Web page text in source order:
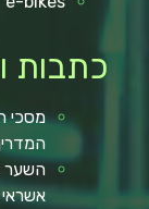
כתבות
מסכי
השער
אשראי